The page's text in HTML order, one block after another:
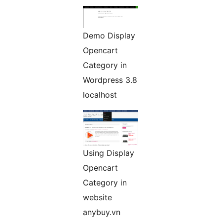
Demo Display
Opencart
Category in
Wordpress 3.8
localhost
Using Display
Opencart
Category in
website
anybuy.vn